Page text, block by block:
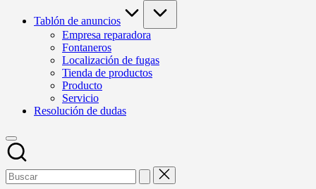
Tablón de anuncios
Empresa reparadora
Fontaneros
Localización de fugas
Tienda de productos
Producto
Servicio
Resolución de dudas